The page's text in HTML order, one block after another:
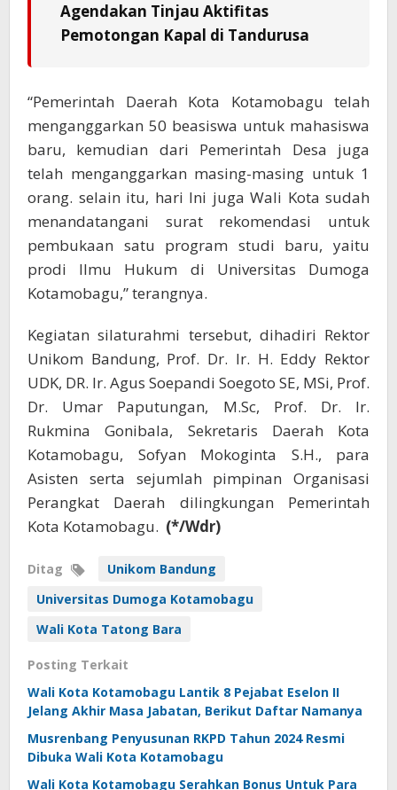
Agendakan Tinjau Aktifitas
Pemotongan Kapal di Tandurusa
“Pemerintah Daerah Kota Kotamobagu telah
menganggarkan 50 beasiswa untuk mahasiswa
baru, kemudian dari Pemerintah Desa juga
telah menganggarkan masing-masing untuk 1
orang. selain itu, hari Ini juga Wali Kota sudah
menandatangani surat rekomendasi untuk
pembukaan satu program studi baru, yaitu
prodi Ilmu Hukum di Universitas Dumoga
Kotamobagu,” terangnya.
Kegiatan silaturahmi tersebut, dihadiri Rektor
Unikom Bandung, Prof. Dr. Ir. H. Eddy Rektor
UDK, DR. Ir. Agus Soepandi Soegoto SE, MSi, Prof.
Dr. Umar Paputungan, M.Sc, Prof. Dr. Ir.
Rukmina Gonibala, Sekretaris Daerah Kota
Kotamobagu, Sofyan Mokoginta S.H., para
Asisten serta sejumlah pimpinan Organisasi
Perangkat Daerah dilingkungan Pemerintah
Kota Kotamobagu. (*/Wdr)
Ditag
Unikom Bandung
Universitas Dumoga Kotamobagu
Wali Kota Tatong Bara
Posting Terkait
Wali Kota Kotamobagu Lantik 8 Pejabat Eselon II
Jelang Akhir Masa Jabatan, Berikut Daftar Namanya
Musrenbang Penyusunan RKPD Tahun 2024 Resmi
Dibuka Wali Kota Kotamobagu
Wali Kota Kotamobagu Serahkan Bonus Untuk Para